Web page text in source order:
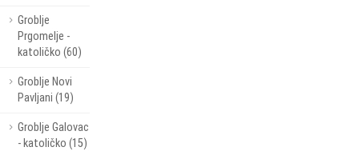
Groblje
Prgomelje -
katoličko (60)
Groblje Novi
Pavljani (19)
Groblje Galovac
- katoličko (15)